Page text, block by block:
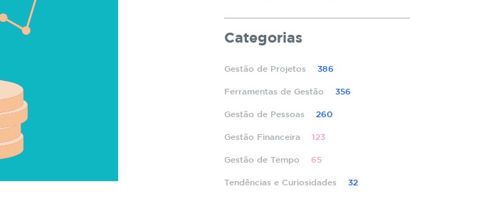
Categorias
Gestão de Projetos 386
Ferramentas de Gestão 356
Gestão de Pessoas 260
Gestão Financeira 123
Gestão de Tempo 65
Tendências e Curiosidades 32